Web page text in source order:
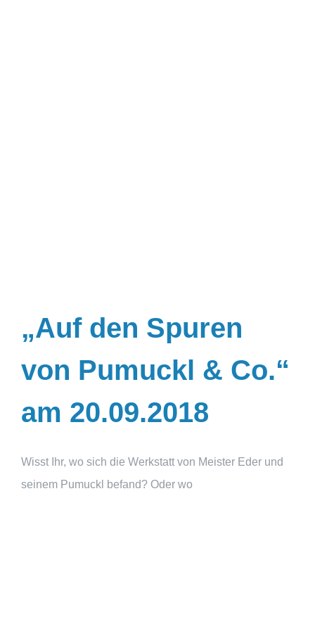
„Auf den Spuren
von Pumuckl & Co.“
am 20.09.2018
Wisst Ihr, wo sich die Werkstatt von Meister Eder und
seinem Pumuckl befand? Oder wo